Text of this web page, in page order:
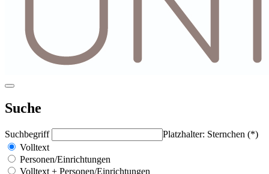
Suche
Suchbegriff
Platzhalter: Sternchen (*)
Volltext
Personen/Einrichtungen
Volltext + Personen/Einrichtungen